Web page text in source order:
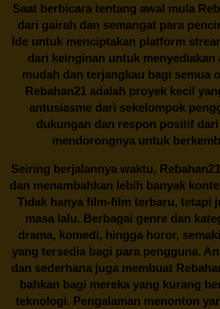
Saat berbicara tentang awal mula
dari gairah dan semangat para
Ide untuk menciptakan platform
dari keinginan untuk menyediakan
mudah dan terjangkau bagi semua
Rebahan21 adalah proyek kecil
antusiasme dari sekelompok
dukungan dan respon positif
mendorongnya untuk
Seiring berjalannya waktu, Rebahan21
dan menambahkan lebih banyak
Tidak hanya film-film terbaru, tetapi
masa lalu. Berbagai genre dan
drama, komedi, hingga horor,
yang tersedia bagi para pengguna.
dan sederhana juga membuat
bahkan bagi mereka yang kurang
teknologi. Pengalaman menonton